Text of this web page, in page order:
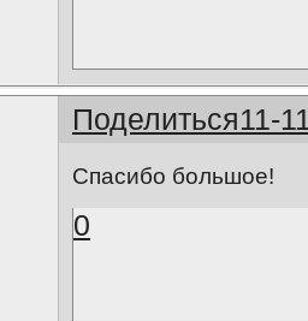
Поделиться11-
Cпасибо большое!
0